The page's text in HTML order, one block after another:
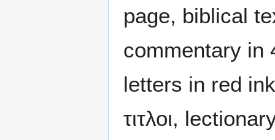
page, biblical
commentary in
letters in red
τιτλοι,